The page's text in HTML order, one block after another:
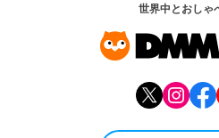
世界中とおしゃ